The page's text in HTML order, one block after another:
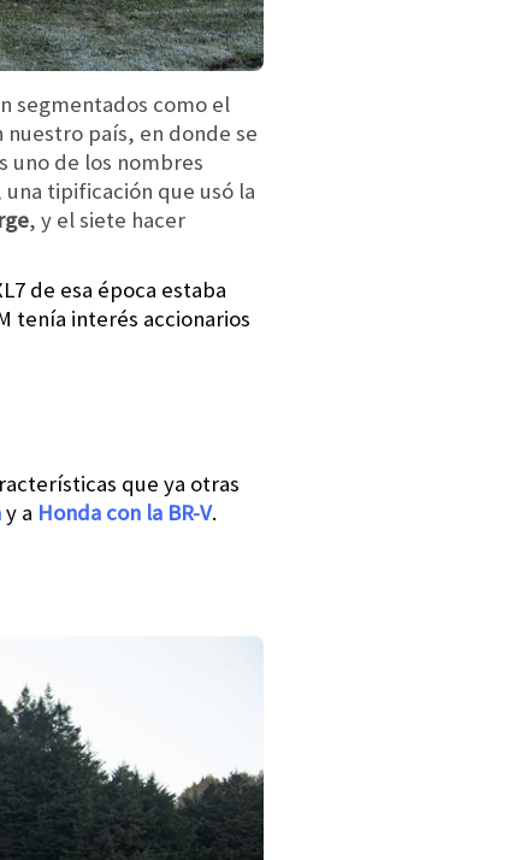
segmentados como el
país, en donde se
uno de los nombres
tipificación que usó la
, y el siete hacer
de esa época estaba
tenía interés accionarios
que ya otras
y a Honda con la BR-V.